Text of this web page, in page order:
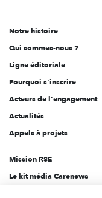
l'engagement
Notre histoire
Qui sommes-nous ?
Ligne éditoriale
Pourquoi s'inscrire
Acteurs de l'engagement
Actualités
Appels à projets
Mission RSE
Le kit média Carenews